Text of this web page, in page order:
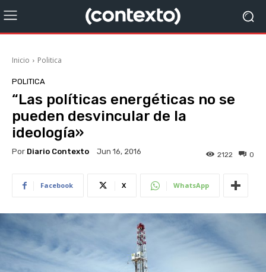
Inicio Politica
POLITICA
“Las políticas energéticas no se
pueden desvincular de la
ideología»
Por Diario Contexto Jun 16, 2016 0
2122
Facebook X WhatsApp